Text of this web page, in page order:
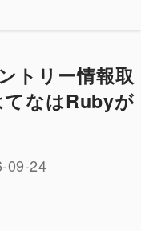
トリー情報取
なはRubyが
09-24